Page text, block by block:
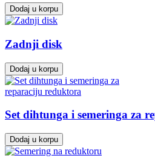
Dodaj u korpu
Zadnji disk
Dodaj u korpu
Set dihtunga i semeringa za
Dodaj u korpu